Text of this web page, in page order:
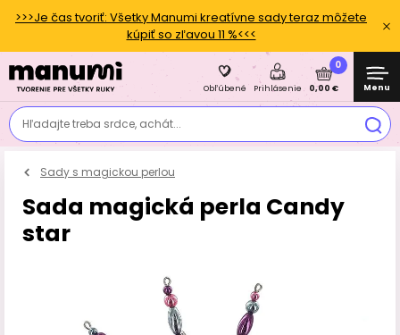
>>>Je čas tvoriť: Všetky Manumi kreatívne sady teraz môžete
kúpiť so zľavou 11 %<<<
Hľadajte treba srdce, achát...
Obľúbené Prihlásenie
0
0,00 € Menu
Sady s magickou perlou
Sada magická perla Candy
star